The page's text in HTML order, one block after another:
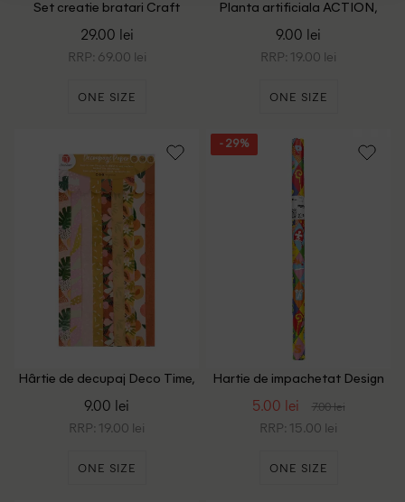
Set creatie bratari Craft
29.00 lei
RRP: 69.00 lei
ONE SIZE
Planta artificiala ACTION,
9.00 lei
RRP: 19.00 lei
ONE SIZE
Hârtie de decupaj Deco Time,
9.00 lei
RRP: 19.00 lei
ONE SIZE
- 29%
Hartie de impachetat Design
5.00 lei 7.00 lei
RRP: 15.00 lei
ONE SIZE